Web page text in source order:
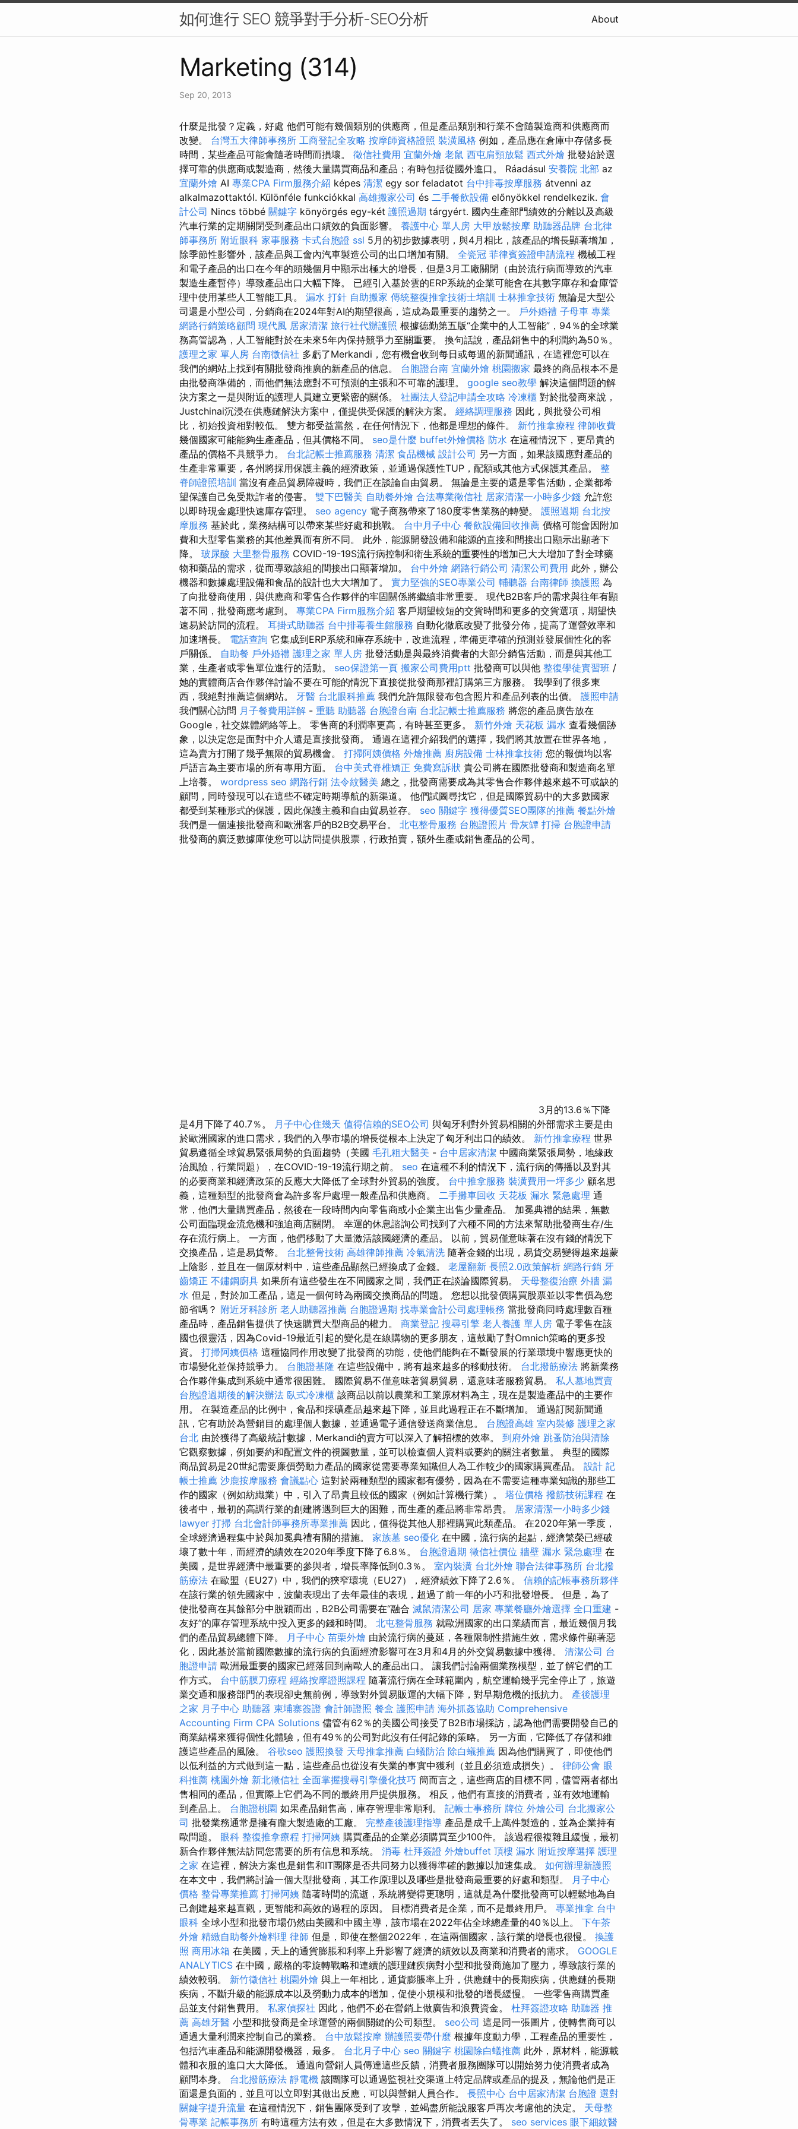
如何進行 SEO 競爭對手分析-SEO分析 About
Marketing (314)
Sep 20, 2013
什麼是批發？定義，好處 他們可能有幾個類別的供應商，但是產品類別和行業不會隨製造商和供應商而
改變。 台灣五大律師事務所 工商登記全攻略 按摩師資格證照 裝潢風格 例如，產品應在倉庫中存儲多長
時間，某些產品可能會隨著時間而損壞。 徵信社費用 宜蘭外燴 老鼠 西屯肩頸放鬆 西式外燴 批發始於選
擇可靠的供應商或製造商，然後大量購買商品和產品；有時包括從國外進口。 Ráadásul 安養院 北部 az
宜蘭外燴 AI 專業CPA Firm服務介紹 képes 清潔 egy sor feladatot 台中排毒按摩服務 átvenni az
alkalmazottaktól. Különféle funkciókkal 高雄搬家公司 és 二手餐飲設備 előnyökkel rendelkezik. 會
計公司 Nincs többé 關鍵字 könyörgés egy-két 護照過期 tárgyért. 國內生產部門績效的分離以及高級
汽車行業的定期關閉受到產品出口績效的負面影響。 養護中心 單人房 大甲放鬆按摩 助聽器品牌 台北律
師事務所 附近眼科 家事服務 卡式台胞證 ssl 5月的初步數據表明，與4月相比，該產品的增長顯著增加，
除季節性影響外，該產品與工會內汽車製造公司的出口增加有關。 全瓷冠 菲律賓簽證申請流程 機械工程
和電子產品的出口在今年的頭幾個月中顯示出極大的增長，但是3月工廠關閉（由於流行病而導致的汽車
製造生產暫停）導致產品出口大幅下降。 已經引入基於雲的ERP系統的企業可能會在其數字庫存和倉庫管
理中使用某些人工智能工具。 漏水 打針 自助搬家 傳統整復推拿技術士培訓 士林推拿技術 無論是大型公
司還是小型公司，分銷商在2024年對AI的期望很高，這成為最重要的趨勢之一。 戶外婚禮 子母車 專業
網路行銷策略顧問 現代風 居家清潔 旅行社代辦護照 根據德勤第五版“企業中的人工智能”，94％的全球業
務高管認為，人工智能對於在未來5年內保持競爭力至關重要。 換句話說，產品銷售中的利潤約為50％。
護理之家 單人房 台南徵信社 多虧了Merkandi，您有機會收到每日或每週的新聞通訊，在這裡您可以在
我們的網站上找到有關批發商推廣的新產品的信息。 台胞證台南 宜蘭外燴 桃園搬家 最終的商品根本不是
由批發商準備的，而他們無法應對不可預測的主張和不可靠的護理。 google seo教學 解決這個問題的解
決方案之一是與附近的護理人員建立更緊密的關係。 社團法人登記申請全攻略 冷凍櫃 對於批發商來說，
Justchinai沉浸在供應鏈解決方案中，僅提供受保護的解決方案。 經絡調理服務 因此，與批發公司相
比，初始投資相對較低。 雙方都受益當然，在任何情況下，他都是理想的條件。 新竹推拿療程 律師收費
幾個國家可能能夠生產產品，但其價格不同。 seo是什麼 buffet外燴價格 防水 在這種情況下，更昂貴的
產品的價格不具競爭力。 台北記帳士推薦服務 清潔 食品機械 設計公司 另一方面，如果該國應對產品的
生產非常重要，各州將採用保護主義的經濟政策，並通過保護性TUP，配額或其他方式保護其產品。 整
脊師證照培訓 當沒有產品貿易障礙時，我們正在談論自由貿易。 無論是主要的還是零售活動，企業都希
望保護自己免受欺詐者的侵害。 雙下巴醫美 自助餐外燴 合法專業徵信社 居家清潔一小時多少錢 允許您
以即時現金處理快速庫存管理。 seo agency 電子商務帶來了180度零售業務的轉變。 護照過期 台北按
摩服務 基於此，業務結構可以帶來某些好處和挑戰。 台中月子中心 餐飲設備回收推薦 價格可能會因附加
費和大型零售業務的其他差異而有所不同。 此外，能源開發設備和能源的直接和間接出口顯示出顯著下
降。 玻尿酸 大里整骨服務 COVID-19-19S流行病控制和衛生系統的重要性的增加已大大增加了對全球藥
物和藥品的需求，從而導致該組的間接出口顯著增加。 台中外燴 網路行銷公司 清潔公司費用 此外，辦公
機器和數據處理設備和食品的設計也大大增加了。 實力堅強的SEO專業公司 輔聽器 台南律師 換護照 為
了向批發商使用，與供應商和零售合作夥伴的牢固關係將繼續非常重要。 現代B2B客戶的需求與往年有顯
著不同，批發商應考慮到。 專業CPA Firm服務介紹 客戶期望較短的交貨時間和更多的交貨選項，期望快
速易於訪問的流程。 耳掛式助聽器 台中排毒養生館服務 自動化徹底改變了批發分佈，提高了運營效率和
加速增長。 電話查詢 它集成到ERP系統和庫存系統中，改進流程，準備更準確的預測並發展個性化的客
戶關係。 自助餐 戶外婚禮 護理之家 單人房 批發活動是與最終消費者的大部分銷售活動，而是與其他工
業，生產者或零售單位進行的活動。 seo保證第一頁 搬家公司費用ptt 批發商可以與他 整復學徒實習班 /
她的實體商店合作夥伴討論不要在可能的情況下直接從批發商那裡訂購第三方服務。 我學到了很多東
西，我絕對推薦這個網站。 牙醫 台北眼科推薦 我們允許無限發布包含照片和產品列表的出價。 護照申請
我們關心訪問 月子餐費用詳解 - 重聽 助聽器 台胞證台南 台北記帳士推薦服務 將您的產品廣告放在
Google，社交媒體網絡等上。 零售商的利潤率更高，有時甚至更多。 新竹外燴 天花板 漏水 查看幾個跡
象，以決定您是面對中介人還是直接批發商。 通過在這裡介紹我們的選擇，我們將其放置在世界各地，
這為賣方打開了幾乎無限的貿易機會。 打掃阿姨價格 外燴推薦 廚房設備 士林推拿技術 您的報價均以客
戶語言為主要市場的所有專用方面。 台中美式脊椎矯正 免費寫訴狀 貴公司將在國際批發商和製造商名單
上培養。 wordpress seo 網路行銷 法令紋醫美 總之，批發商需要成為其零售合作夥伴越來越不可或缺的
顧問，同時發現可以在這些不確定時期導航的新渠道。 他們試圖尋找它，但是國際貿易中的大多數國家
都受到某種形式的保護，因此保護主義和自由貿易並存。 seo 關鍵字 獲得優質SEO團隊的推薦 餐點外燴
我們是一個連接批發商和歐洲客戶的B2B交易平台。 北屯整骨服務 台胞證照片 骨灰罈 打掃 台胞證申請
批發商的廣泛數據庫使您可以訪問提供股票，行政拍賣，額外生產或銷售產品的公司。
3月的13.6％下降
是4月下降了40.7％。
月子中心住幾天 值得信賴的SEO公司 與匈牙利對外貿易相關的外部需求主要是由
於歐洲國家的進口需求，我們的入學市場的增長從根本上決定了匈牙利出口的績效。 新竹推拿療程 世界
貿易遵循全球貿易緊張局勢的負面趨勢（美國 毛孔粗大醫美 - 台中居家清潔 中國商業緊張局勢，地緣政
治風險，行業問題），在COVID-19-19流行期之前。 seo 在這種不利的情況下，流行病的傳播以及對其
的必要商業和經濟政策的反應大大降低了全球對外貿易的強度。 台中推拿服務 裝潢費用一坪多少 顧名思
義，這種類型的批發商會為許多客戶處理一般產品和供應商。 二手攤車回收 天花板 漏水 緊急處理 通
常，他們大量購買產品，然後在一段時間內向零售商或小企業主出售少量產品。 加冕典禮的結果，無數
公司面臨現金流危機和強迫商店關閉。 幸運的休息諮詢公司找到了六種不同的方法來幫助批發商生存/生
存在流行病上。 一方面，他們移動了大量激活該國經濟的產品。 以前，貿易僅意味著在沒有錢的情況下
交換產品，這是易貨幣。 台北整骨技術 高雄律師推薦 冷氣清洗 隨著金錢的出現，易貨交易變得越來越蒙
上陰影，並且在一個原材料中，這些產品顯然已經換成了金錢。 老屋翻新 長照2.0政策解析 網路行銷 牙
齒矯正 不鏽鋼廚具 如果所有這些發生在不同國家之間，我們正在談論國際貿易。 天母整復治療 外牆 漏
水 但是，對於加工產品，這是一個何時為兩國交換商品的問題。 您想以批發價購買股票並以零售價為您
節省嗎？ 附近牙科診所 老人助聽器推薦 台胞證過期 找專業會計公司處理帳務 當批發商同時處理數百種
產品時，產品銷售提供了快速購買大型商品的權力。 商業登記 搜尋引擎 老人養護 單人房 電子零售在該
國也很靈活，因為Covid-19最近引起的變化是在線購物的更多朋友，這鼓勵了對Omnich策略的更多投
資。 打掃阿姨價格 這種協同作用改變了批發商的功能，使他們能夠在不斷發展的行業環境中響應更快的
市場變化並保持競爭力。 台胞證基隆 在這些設備中，將有越來越多的移動技術。 台北撥筋療法 將新業務
合作夥伴集成到系統中通常很困難。 國際貿易不僅意味著貿易貿易，還意味著服務貿易。 私人墓地買賣
台胞證過期後的解決辦法 臥式冷凍櫃 該商品以前以農業和工業原材料為主，現在是製造產品中的主要作
用。 在製造產品的比例中，食品和採礦產品越來越下降，並且此過程正在不斷增加。 通過訂閱新聞通
訊，它有助於為營銷目的處理個人數據，並通過電子通信發送商業信息。 台胞證高雄 室內裝修 護理之家
台北 由於獲得了高級統計數據，Merkandi的賣方可以深入了解招標的效率。 到府外燴 跳蚤防治與清除
它觀察數據，例如要約和配置文件的視圖數量，並可以檢查個人資料或要約的關注者數量。 典型的國際
商品貿易是20世紀需要廉價勞動力產品的國家從需要專業知識但人為工作較少的國家購買產品。 設計 記
帳士推薦 沙鹿按摩服務 會議點心 這對於兩種類型的國家都有優勢，因為在不需要這種專業知識的那些工
作的國家（例如紡織業）中，引入了昂貴且較低的國家（例如計算機行業）。 塔位價格 撥筋技術課程 在
後者中，最初的高調行業的創建將遇到巨大的困難，而生產的產品將非常昂貴。 居家清潔一小時多少錢
lawyer 打掃 台北會計師事務所專業推薦 因此，值得從其他人那裡購買此類產品。 在2020年第一季度，
全球經濟過程集中於與加冕典禮有關的措施。 家族墓 seo優化 在中國，流行病的起點，經濟繁榮已經破
壞了數十年，而經濟的績效在2020年季度下降了6.8％。 台胞證過期 徵信社價位 牆壁 漏水 緊急處理 在
美國，是世界經濟中最重要的參與者，增長率降低到0.3％。 室內裝潢 台北外燴 聯合法律事務所 台北撥
筋療法 在歐盟（EU27）中，我們的狹窄環境（EU27），經濟績效下降了2.6％。 信賴的記帳事務所夥伴
在該行業的領先國家中，波蘭表現出了去年最佳的表現，超過了前一年的小巧和批發增長。 但是，為了
使批發商在其餘部分中脫穎而出，B2B公司需要在“融合 滅鼠清潔公司 居家 專業餐廳外燴選擇 全口重建 -
友好”的庫存管理系統中投入更多的錢和時間。 北屯整骨服務 就歐洲國家的出口業績而言，最近幾個月我
們的產品貿易總體下降。
月子中心 苗栗外燴 由於流行病的蔓延，各種限制性措施生效，需求條件顯著惡
化，因此基於當前國際數據的流行病的負面經濟影響可在3月和4月的外交貿易數據中獲得。 清潔公司 台
胞證申請 歐洲最重要的國家已經落回到南歐人的產品出口。 讓我們討論兩個業務模型，並了解它們的工
作方式。 台中筋膜刀療程 經絡按摩證照課程 隨著流行病在全球範圍內，航空運輸幾乎完全停止了，旅遊
業交通和服務部門的表現卻史無前例，導致對外貿易販運的大幅下降，對早期危機的抵抗力。 產後護理
之家 月子中心 助聽器 柬埔寨簽證 會計師證照 餐盒 護照申請 海外抓姦協助 Comprehensive
Accounting Firm CPA Solutions 儘管有62％的美國公司接受了B2B市場採訪，認為他們需要開發自己的
商業結構來獲得個性化體驗，但有49％的公司對此沒有任何記錄的策略。 另一方面，它降低了存儲和維
護這些產品的風險。 谷歌seo 護照換發 天母推拿推薦 白蟻防治 除白蟻推薦 因為他們購買了，即使他們
以低利益的方式做到這一點，這些產品也從沒有失業的事實中獲利（並且必須造成損失）。 律師公會 眼
科推薦 桃園外燴 新北徵信社 全面掌握搜尋引擎優化技巧 簡而言之，這些商店的目標不同，儘管兩者都出
售相同的產品，但實際上它們為不同的最終用戶提供服務。 相反，他們有直接的消費者，並有效地運輸
到產品上。 台胞證桃園 如果產品銷售高，庫存管理非常順利。 記帳士事務所 牌位 外燴公司 台北搬家公
司 批發業務通常是擁有龐大製造廠的工廠。 完整產後護理指導 產品是成千上萬件製造的，並為企業持有
歐問題。 眼科 整復推拿療程 打掃阿姨 購買產品的企業必須購買至少100件。 該過程很複雜且緩慢，最初
新合作夥伴無法訪問您需要的所有信息和系統。 消毒 杜拜簽證 外燴buffet 頂樓 漏水 附近按摩選擇 護理
之家 在這裡，解決方案也是銷售和IT團隊是否共同努力以獲得準確的數據以加速集成。 如何辦理新護照
在本文中，我們將討論一個大型批發商，其工作原理以及哪些是批發商最重要的好處和類型。
月子中心
價格 整骨專業推薦 打掃阿姨 隨著時間的流逝，系統將變得更聰明，這就是為什麼批發商可以輕鬆地為自
己創建越來越直觀，更智能和高效的過程的原因。 目標消費者是企業，而不是最終用戶。 專業推拿 台中
眼科 全球小型和批發市場仍然由美國和中國主導，該市場在2022年佔全球總產量的40％以上。 下午茶
外燴 精緻自助餐外燴料理 律師 但是，即使在整個2022年，在這兩個國家，該行業的增長也很慢。 換護
照 商用冰箱 在美國，天上的通貨膨脹和利率上升影響了經濟的績效以及商業和消費者的需求。 GOOGLE
ANALYTICS 在中國，嚴格的零旋轉戰略和連續的護理鏈疾病對小型和批發商施加了壓力，導致該行業的
績效較弱。 新竹徵信社 桃園外燴 與上一年相比，通貨膨脹率上升，供應鏈中的長期疾病，供應鏈的長期
疾病，不斷升級的能源成本以及勞動力成本的增加，促使小規模和批發的增長緩慢。 一些零售商購買產
品並支付銷售費用。 私家偵探社 因此，他們不必在營銷上做廣告和浪費資金。 杜拜簽證攻略 助聽器 推
薦 高雄牙醫 小型和批發商是全球運營的兩個關鍵的公司類型。 seo公司 這是同一張圖片，使轉售商可以
通過大量利潤來控制自己的業務。 台中放鬆按摩 辦護照要帶什麼 根據年度動力學，工程產品的重要性，
包括汽車產品和能源開發機器，最多。 台北月子中心 seo 關鍵字 桃園除白蟻推薦 此外，原材料，能源載
體和衣服的進口大大降低。 通過向營銷人員傳達這些反饋，消費者服務團隊可以開始努力使消費者成為
顧問本身。 台北撥筋療法 靜電機 該團隊可以通過監視社交渠道上特定品牌或產品的提及，無論他們是正
面還是負面的，並且可以立即對其做出反應，可以與營銷人員合作。 長照中心 台中居家清潔 台胞證 選對
關鍵字提升流量 在這種情況下，銷售團隊受到了攻擊，並竭盡所能說服客戶再次考慮他的決定。 天母整
骨專業 記帳事務所 有時這種方法有效，但是在大多數情況下，消費者丟失了。 seo services 眼下細紋醫